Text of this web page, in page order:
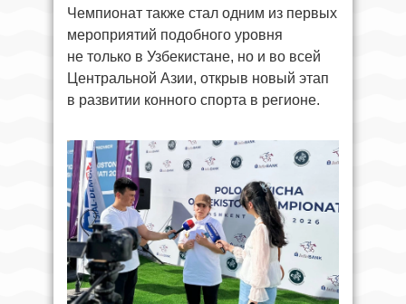
Чемпионат также стал одним из первых
мероприятий подобного уровня
не только в Узбекистане, но и во всей
Центральной Азии, открыв новый этап
в развитии конного спорта в регионе.